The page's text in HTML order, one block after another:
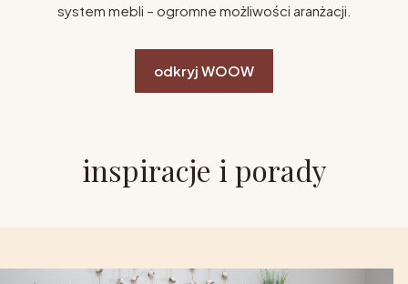
system mebli – ogromne możliwości aranżacji.
odkryj WOOW
inspiracje i porady